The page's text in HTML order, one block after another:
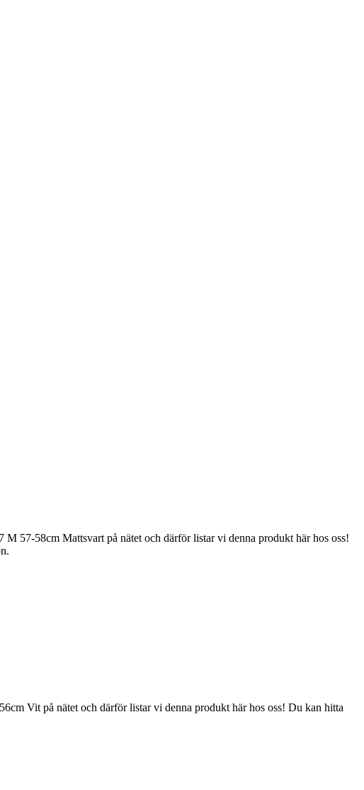
57-58cm Mattsvart på nätet och därför listar vi denna produkt här hos oss!
Vit på nätet och därför listar vi denna produkt här hos oss! Du kan hitta